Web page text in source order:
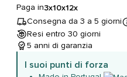
Paga in3x10x12x
Consegna da 3 a 5 giorni
Resi entro 30 giorni
5 anni di garanzia
I suoi punti di forza